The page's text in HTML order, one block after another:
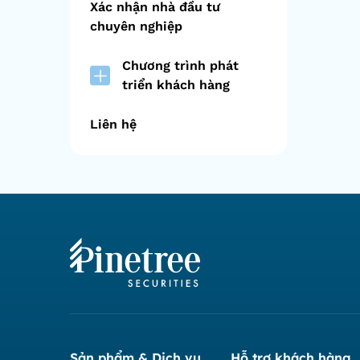
Xác nhận nhà đầu tư
chuyên nghiệp
Chương trình phát
triển khách hàng
Liên hệ